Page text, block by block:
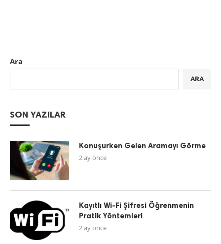
Ara
ARA
SON YAZILAR
Konuşurken Gelen Aramayı Görme
2 ay önce
Kayıtlı Wi-Fi Şifresi Öğrenmenin
Pratik Yöntemleri
2 ay önce